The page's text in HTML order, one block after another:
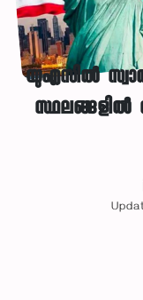
യുഎസില്‍
സ്ഥലങ്ങളില്‍